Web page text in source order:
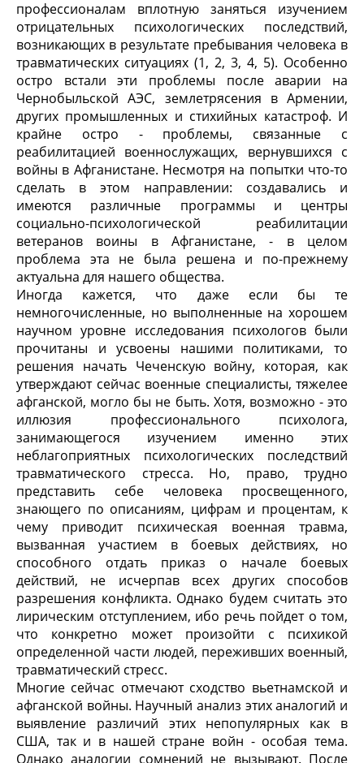
профессионалам вплотную заняться изучением
отрицательных психологических последствий,
возникающих в результате пребывания человека в
травматических ситуациях (1, 2, 3, 4, 5). Особенно
остро встали эти проблемы после аварии на
Чернобыльской АЭС, землетрясения в Армении,
других промышленных и стихийных катастроф. И
крайне остро - проблемы, связанные с
реабилитацией военнослужащих, вернувшихся с
войны в Афганистане. Несмотря на попытки что-то
сделать в этом направлении: создавались и
имеются различные программы и центры
социально-психологической реабилитации
ветеранов воины в Афганистане, - в целом
проблема эта не была решена и по-прежнему
актуальна для нашего общества.
Иногда кажется, что даже если бы те
немногочисленные, но выполненные на хорошем
научном уровне исследования психологов были
прочитаны и усвоены нашими политиками, то
решения начать Чеченскую войну, которая, как
утверждают сейчас военные специалисты, тяжелее
афганской, могло бы не быть. Хотя, возможно - это
иллюзия профессионального психолога,
занимающегося изучением именно этих
неблагоприятных психологических последствий
травматического стресса. Но, право, трудно
представить себе человека просвещенного,
знающего по описаниям, цифрам и процентам, к
чему приводит психическая военная травма,
вызванная участием в боевых действиях, но
способного отдать приказ о начале боевых
действий, не исчерпав всех других способов
разрешения конфликта. Однако будем считать это
лирическим отступлением, ибо речь пойдет о том,
что конкретно может произойти с психикой
определенной части людей, переживших военный,
травматический стресс.
Многие сейчас отмечают сходство вьетнамской и
афганской войны. Научный анализ этих аналогий и
выявление различий этих непопулярных как в
США, так и в нашей стране войн - особая тема.
Однако аналогии сомнений не вызывают. После